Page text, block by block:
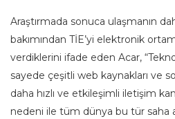
Araştırmada sonuca ulaşmanın
bakımından TİE’yi elektronik
verdiklerini ifade eden Acar,
sayede çeşitli web kaynakları ve
daha hızlı ve etkileşimli iletişim
nedeni ile tüm dünya bu tür saha